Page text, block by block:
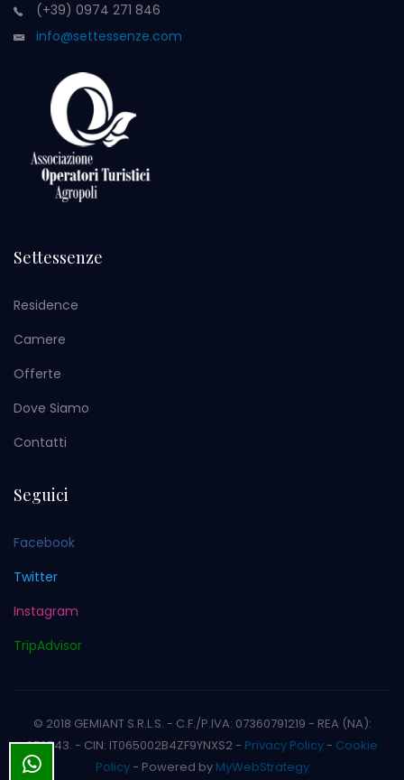
(+39) 0974 271 846
info@settessenze.com
Settessenze
Residence
Camere
Offerte
Dove Siamo
Contatti
Seguici
Facebook
Twitter
Instagram
TripAdvisor
© 2018 GEMIANT S.R.L.S. - C.F./P.IVA: 07360791219 - REA (NA):
879543. - CIN: IT065002B4ZF9YNXS2 - Privacy Policy- Cookie
Policy- Powered by MyWebStrategy